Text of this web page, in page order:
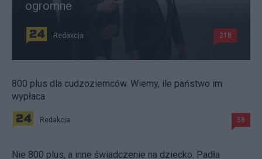
ogromne
Redakcja 218
800 plus dla cudzoziemców. Wiemy, ile państwo im
wypłaca
Redakcja 58
Nie 800 plus, a inne świadczenie na dziecko. Padła